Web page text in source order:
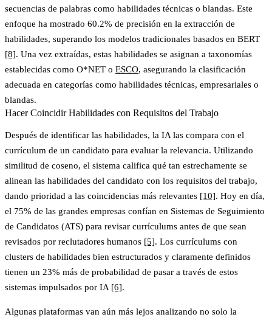
secuencias de palabras como habilidades técnicas o blandas. Este
enfoque ha mostrado 60.2% de precisión en la extracción de
habilidades, superando los modelos tradicionales basados en BERT
[8]. Una vez extraídas, estas habilidades se asignan a taxonomías
establecidas como O*NET o ESCO, asegurando la clasificación
adecuada en categorías como habilidades técnicas, empresariales o
blandas.
Hacer Coincidir Habilidades con Requisitos del Trabajo
Después de identificar las habilidades, la IA las compara con el
currículum de un candidato para evaluar la relevancia. Utilizando
similitud de coseno, el sistema califica qué tan estrechamente se
alinean las habilidades del candidato con los requisitos del trabajo,
dando prioridad a las coincidencias más relevantes [10]. Hoy en día,
el 75% de las grandes empresas confían en Sistemas de Seguimiento
de Candidatos (ATS) para revisar currículums antes de que sean
revisados por reclutadores humanos [5]. Los currículums con
clusters de habilidades bien estructurados y claramente definidos
tienen un 23% más de probabilidad de pasar a través de estos
sistemas impulsados por IA [6].
Algunas plataformas van aún más lejos analizando no solo la